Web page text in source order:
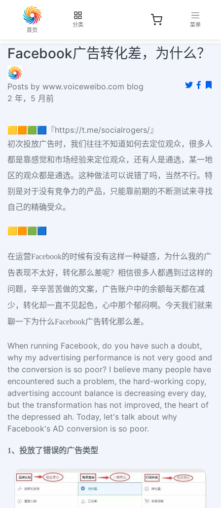
首页
分类 菜单
Facebook广告转化差，为什么？
Posts by www.voiceweibo.com blog
2 年，5 月前
🟨🟧🟩🟦『https://t.me/socialrogers/』
初次投放广告时，我们往往不知道如何去定位观众，很多人
都是靠感觉和市场经验来定位观众，还有人是通选，某一地
区的观众都是通选。这种做法可以说错了吗，当然不行。特
别是对于没有竞争力的产品，只能靠前期的不断测试来寻找
自己的精确受众。
🟨🟧🟩🟦
在运营Facebook的时候有没有这样一种疑惑，为什么我的广
告表现不太好，转化那么差呢？相信很多人都遇到过这样的
问题，辛辛苦苦做的文案，广告账户中的余额每天都在减
少，转化却一直不见起色，心中那个郁闷啊。今天我们就来
聊一下为什么Facebook广告转化那么差。
When running Facebook, do you have such a doubt,
why my advertising performance is not very good and
the conversion is so poor? I believe many people have
encountered such a problem, the hard-working copy,
advertising account balance is decreasing every day,
but the transformation has not improved, the heart of
the depressed ah. Today, let's talk about why
Facebook's AD conversion is so poor.
1、投放了错误的广告类型